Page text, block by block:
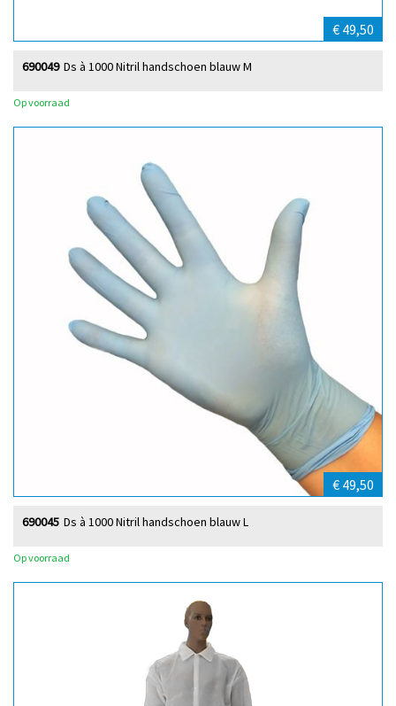
€ 49,50
Ds à 1000 Nitril handschoen blauw M
690049
Op voorraad
€ 49,50
Ds à 1000 Nitril handschoen blauw L
690045
Op voorraad